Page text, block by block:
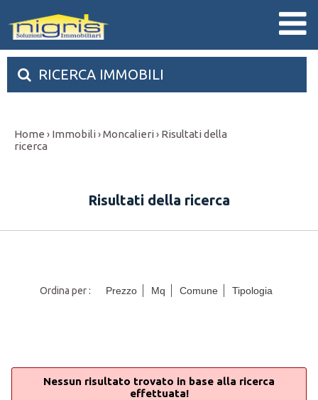
RICERCA IMMOBILI
Home › Immobili›Moncalieri› Risultati della
ricerca
Risultati della ricerca
Ordina per : Prezzo Mq Comune Tipologia
Nessun risultato trovato in base alla ricerca
effettuata!